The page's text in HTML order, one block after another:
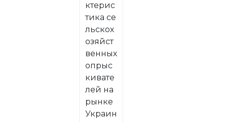
ктерис
тика се
льскох
озяйст
венных
опрыс
кивате
лей на
рынке
Украин